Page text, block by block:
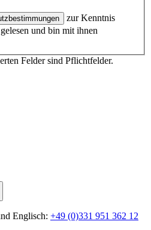
zur Kenntnis
gelesen und bin mit ihnen
Felder sind Pflichtfelder.
Englisch: +49 (0)331 951 362 12